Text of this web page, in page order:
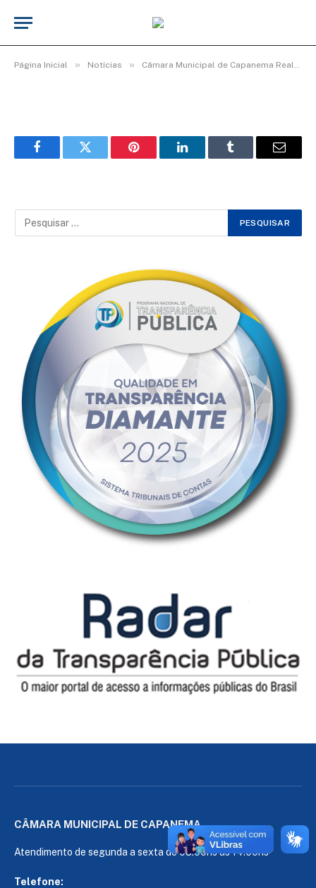
Página Inicial » Notícias » Câmara Municipal de Capanema Realiza Homenagem Especial ao Dia Internacional da Mulher
(1)
FacebookTwitter Pinterest LinkedInTumblr Email
CÂMARA MUNICIPAL DE CAPANEMA
Atendimento de segunda a sexta de 08:00hs às 14:00hs
Telefone: